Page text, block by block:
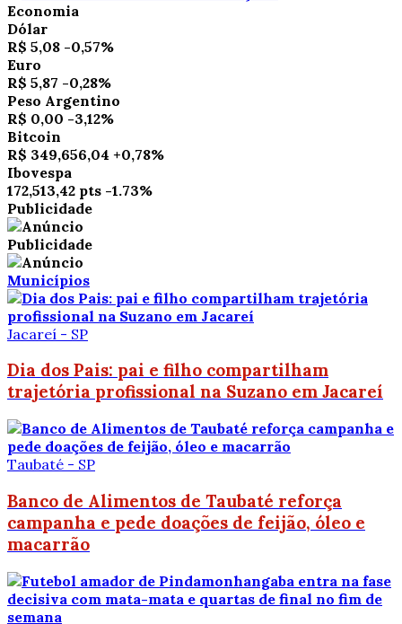
Economia
Dólar
R$ 5,08 -0,57%
Euro
R$ 5,87 -0,28%
Peso Argentino
R$ 0,00 -3,12%
Bitcoin
R$ 349,656,04 +0,78%
Ibovespa
172,513,42 pts -1.73%
Publicidade
Publicidade
Municípios
Jacareí - SP
Dia dos Pais: pai e filho compartilham
trajetória profissional na Suzano em Jacareí
Taubaté - SP
Banco de Alimentos de Taubaté reforça
campanha e pede doações de feijão, óleo e
macarrão